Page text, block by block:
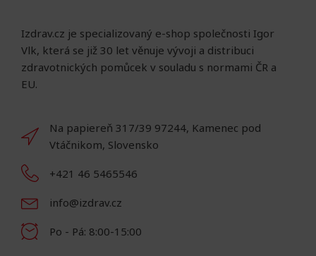
Izdrav.cz je specializovaný e-shop společnosti Igor
Vlk, která se již 30 let věnuje vývoji a distribuci
zdravotnických pomůcek v souladu s normami ČR a
EU.
Na papiereň 317/39 97244, Kamenec pod
Vtáčnikom, Slovensko
+421 46 5465546
info@izdrav.cz
Po - Pá: 8:00-15:00